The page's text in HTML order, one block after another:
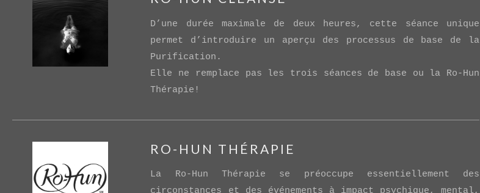
VIEW POST
D’une durée maximale de deux heures, cette séance unique
permet d’introduire un aperçu des processus de base de la
Purification.
Elle ne remplace pas les trois séances de base ou la Ro-Hun
Thérapie!
RO-HUN THÉRAPIE
La Ro-Hun Thérapie se préoccupe essentiellement des
circonstances et des événements à impact psychique, mental,